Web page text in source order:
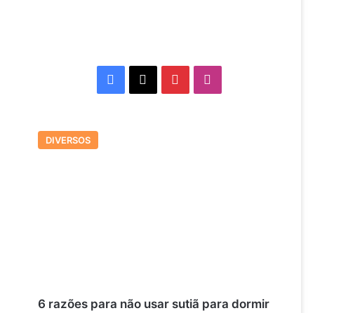
Facebook Pinterest
DIVERSOS
6 razões para não usar sutiã para dormir